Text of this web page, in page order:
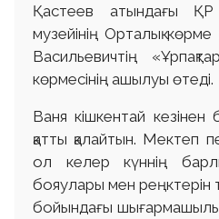
Қастеев атындағы
музейінің Орталық
Васильевичтің
көрмесінің ашылуы өтеді.
Ваня кішкентай
қатты қалайтын. Мектеп
ол келер күннің
бояулары мен
бойындағы шығармашылық